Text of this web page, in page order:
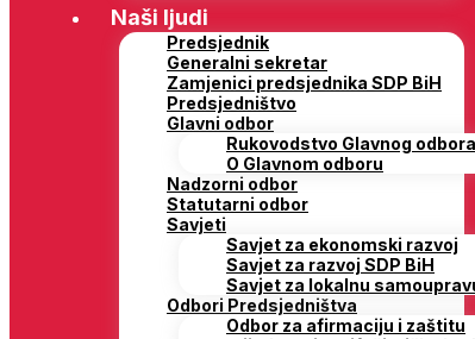
Naši ljudi
Predsjednik
Generalni sekretar
Zamjenici predsjednika SDP BiH
Predsjedništvo
Glavni odbor
Rukovodstvo Glavnog odbora
O Glavnom odboru
Nadzorni odbor
Statutarni odbor
Savjeti
Savjet za ekonomski razvoj
Savjet za razvoj SDP BiH
Savjet za lokalnu
Odbori Predsjedništva
Odbor za afirmaciju i zaštitu